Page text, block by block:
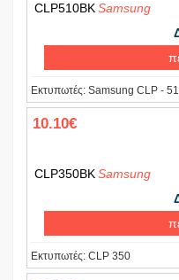
CLP510BKSamsung
Εκτυπωτές: Samsung CLP -
10.10€
CLP350BKSamsung
Εκτυπωτές: CLP 350